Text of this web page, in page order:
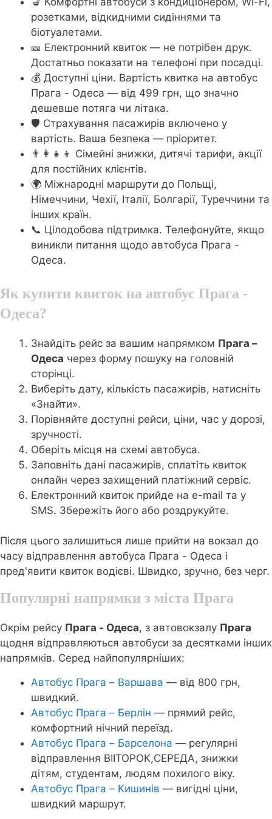
розетками, відкидними сидіннями та
біотуалетами.
🎫 Електронний квиток — не потрібен друк.
Достатньо показати на телефоні при посадці.
💰 Доступні ціни. Вартість квитка на автобус
Прага - Одеса — від 499 грн, що значно
дешевше потяга чи літака.
🛡️ Страхування пасажирів включено у
вартість. Ваша безпека — пріоритет.
👨‍👩‍👧‍👦 Сімейні знижки, дитячі тарифи, акції
для постійних клієнтів.
🌍 Міжнародні маршрути до Польщі,
Німеччини, Чехії, Італії, Болгарії, Туреччини та
інших країн.
📞 Цілодобова підтримка. Телефонуйте, якщо
виникли питання щодо автобуса Прага -
Одеса.
Як купити квиток на автобус Прага -
Одеса?
Знайдіть рейс за вашим напрямком Прага –
Одеса через форму пошуку на головній
сторінці.
Виберіть дату, кількість пасажирів, натисніть
«Знайти».
Порівняйте доступні рейси, ціни, час у дорозі,
зручності.
Оберіть місця на схемі автобуса.
Заповніть дані пасажирів, сплатіть квиток
онлайн через захищений платіжний сервіс.
Електронний квиток прийде на e-mail та у
SMS. Збережіть його або роздрукуйте.
Після цього залишиться лише прийти на вокзал до
часу відправлення автобуса Прага - Одеса і
пред'явити квиток водієві. Швидко, зручно, без черг.
Популярні напрямки з міста Прага
Окрім рейсу Прага - Одеса, з автовокзалу Прага
щодня відправляються автобуси за десятками інших
напрямків. Серед найпопулярніших:
Автобус Прага – Варшава — від 800 грн,
швидкий.
Автобус Прага – Берлін — прямий рейс,
комфортний нічний переїзд.
Автобус Прага – Барселона — регулярні
відправлення ВІІТОРОК,СЕРЕДА, знижки
дітям, студентам, людям похилого віку.
Автобус Прага – Кишинів — вигідні ціни,
швидкий маршрут.